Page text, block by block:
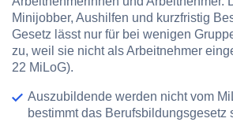
Minijobber, Aushilfen und kurzfristig
Gesetz lässt nur für bei wenigen
zu, weil sie nicht als Arbeitnehmer
22 MiLoG).
Auszubildende werden nicht vom
bestimmt das Berufsbildungsgesetz